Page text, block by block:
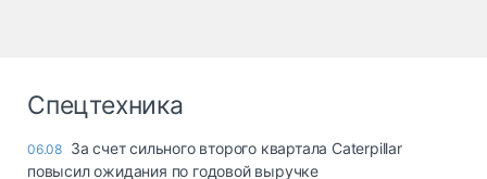
Спецтехника
06.08 За счет сильного второго квартала Caterpillar
повысил ожидания по годовой выручке